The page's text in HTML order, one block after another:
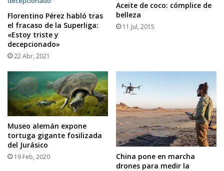
Florentino Pérez habló tras
el fracaso de la Superliga:
«Estoy triste y
decepcionado»
22 Abr, 2021
Aceite de coco: cómplice de
belleza
11 Jul, 2015
Museo alemán expone
tortuga gigante fosilizada
del Jurásico
19 Feb, 2020
China pone en marcha
drones para medir la